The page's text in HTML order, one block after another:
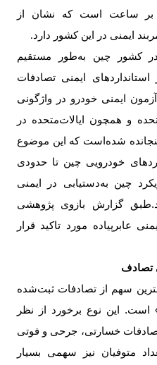
بر ساعت است که نشان از
ایمنی در این کشور دارد.
در کشور چین به‌طور مستقیم
ایمنی تصادفات
آزمون ایمنی خودرو در واژگونی
و همچون ایالات‌متحده در
شده‌است که این موضوع
خودرویی چین تا حدودی
چین به‌دستیابی در ایمنی
گزارش بازوی پژوهشی
عابرپیاده مورد تاکید قرار
تصادف
سهم از تصادفات ثبت‌شده
است. این نوع برخورد از نظر
خسارتی، جرحی و فوتی
متوفیان نیز سهمی بسیار